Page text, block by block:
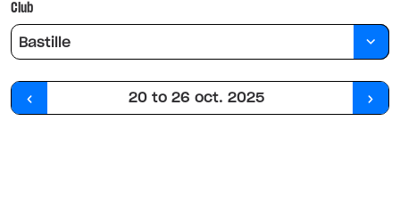
Club
Bastille
20 to 26 oct. 2025